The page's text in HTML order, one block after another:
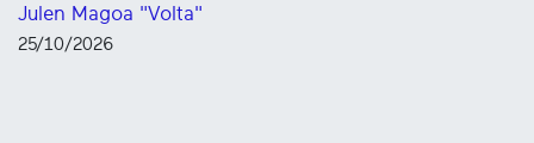
Julen Magoa "Volta"
25/10/2026